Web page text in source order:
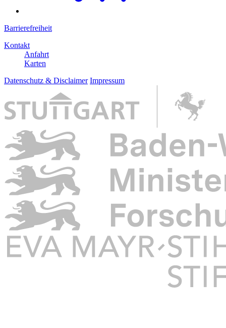
Barrierefreiheit
Kontakt
Anfahrt
Karten
Datenschutz & Disclaimer Impressum